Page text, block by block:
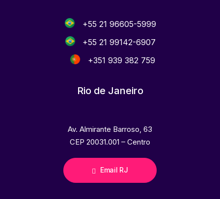
+55 21 96605-5999
+55 21 99142-6907
+351 939 382 759
Rio de Janeiro
Av. Almirante Barroso, 63
CEP 20031.001 – Centro
Email RJ